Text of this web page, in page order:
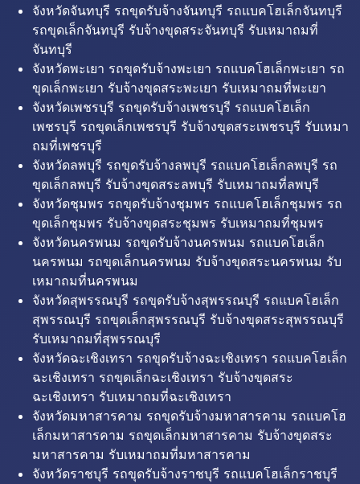
จังหวัดจันทบุรี รถขุดรับจ้างจันทบุรี รถแบคโฮเล็กจันทบุรี
รถขุดเล็กจันทบุรี รับจ้างขุดสระจันทบุรี รับเหมาถมที่
จันทบุรี
จังหวัดพะเยา รถขุดรับจ้างพะเยา รถแบคโฮเล็กพะเยา รถ
ขุดเล็กพะเยา รับจ้างขุดสระพะเยา รับเหมาถมที่พะเยา
จังหวัดเพชรบุรี รถขุดรับจ้างเพชรบุรี รถแบคโฮเล็ก
เพชรบุรี รถขุดเล็กเพชรบุรี รับจ้างขุดสระเพชรบุรี รับเหมา
ถมที่เพชรบุรี
จังหวัดลพบุรี รถขุดรับจ้างลพบุรี รถแบคโฮเล็กลพบุรี รถ
ขุดเล็กลพบุรี รับจ้างขุดสระลพบุรี รับเหมาถมที่ลพบุรี
จังหวัดชุมพร รถขุดรับจ้างชุมพร รถแบคโฮเล็กชุมพร รถ
ขุดเล็กชุมพร รับจ้างขุดสระชุมพร รับเหมาถมที่ชุมพร
จังหวัดนครพนม รถขุดรับจ้างนครพนม รถแบคโฮเล็ก
นครพนม รถขุดเล็กนครพนม รับจ้างขุดสระนครพนม รับ
เหมาถมที่นครพนม
จังหวัดสุพรรณบุรี รถขุดรับจ้างสุพรรณบุรี รถแบคโฮเล็ก
สุพรรณบุรี รถขุดเล็กสุพรรณบุรี รับจ้างขุดสระสุพรรณบุรี
รับเหมาถมที่สุพรรณบุรี
จังหวัดฉะเชิงเทรา รถขุดรับจ้างฉะเชิงเทรา รถแบคโฮเล็ก
ฉะเชิงเทรา รถขุดเล็กฉะเชิงเทรา รับจ้างขุดสระ
ฉะเชิงเทรา รับเหมาถมที่ฉะเชิงเทรา
จังหวัดมหาสารคาม รถขุดรับจ้างมหาสารคาม รถแบคโฮ
เล็กมหาสารคาม รถขุดเล็กมหาสารคาม รับจ้างขุดสระ
มหาสารคาม รับเหมาถมที่มหาสารคาม
จังหวัดราชบุรี รถขุดรับจ้างราชบุรี รถแบคโฮเล็กราชบุรี